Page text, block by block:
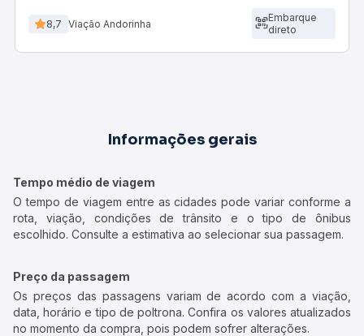
8,7 Viação Andorinha
Embarque
direto
Informações gerais
Tempo médio de viagem
O tempo de viagem entre as cidades pode variar conforme a
rota, viação, condições de trânsito e o tipo de ônibus
escolhido. Consulte a estimativa ao selecionar sua passagem.
Preço da passagem
Os preços das passagens variam de acordo com a viação,
data, horário e tipo de poltrona. Confira os valores atualizados
no momento da compra, pois podem sofrer alterações.